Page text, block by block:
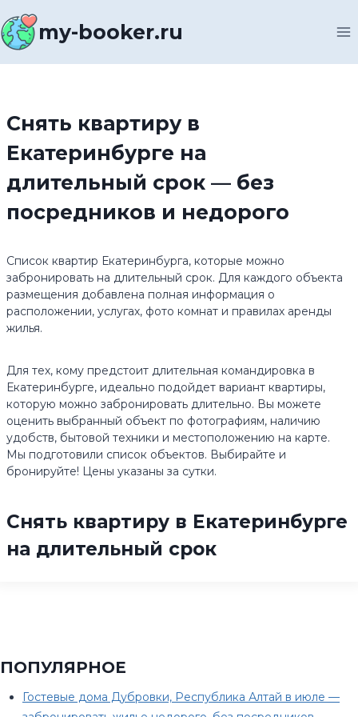
к
содержимомуmy-booker.ru
Снять квартиру в
Екатеринбурге на
длительный срок — без
посредников и недорого
Список квартир Екатеринбурга, которые можно
забронировать на длительный срок. Для каждого объекта
размещения добавлена полная информация о
расположении, услугах, фото комнат и правилах аренды
жилья.
Для тех, кому предстоит длительная командировка в
Екатеринбурге, идеально подойдет вариант квартиры,
которую можно забронировать длительно. Вы можете
оценить выбранный объект по фотографиям, наличию
удобств, бытовой техники и местоположению на карте.
Мы подготовили список объектов. Выбирайте и
бронируйте! Цены указаны за сутки.
Снять квартиру в Екатеринбурге
на длительный срок
ПОПУЛЯРНОЕ
Гостевые дома Дубровки, Республика Алтай в июле —